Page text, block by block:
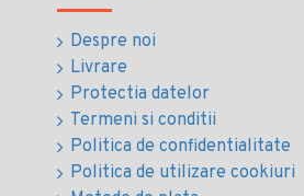
Despre noi
Livrare
Protectia datelor
Termeni si conditii
Politica de confidentialitate
Politica de utilizare cookiuri